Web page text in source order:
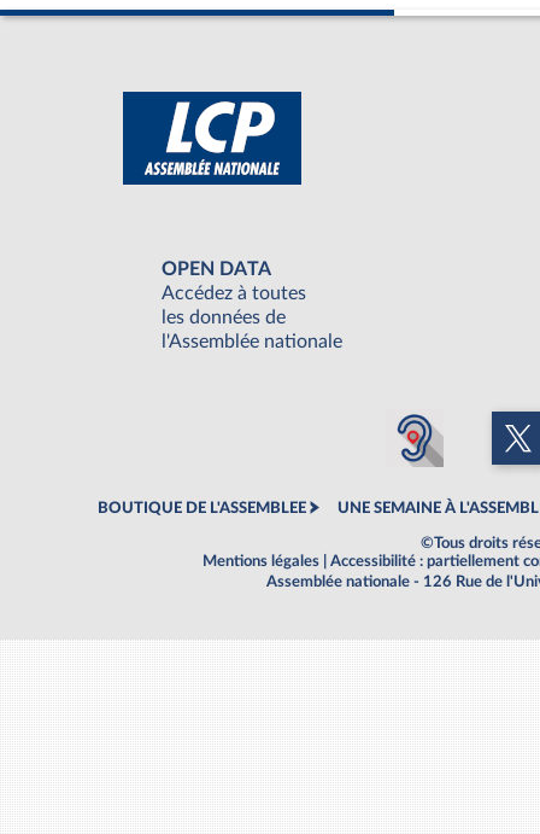
OPEN DATA
Accédez à toutes
les données de
l'Assemblée nationale
BOUTIQUE DE L'ASSEMBLEE UNE SEMAINE À
©Tous droits
Mentions légales
Accessibilité : partiellement
Assemblée nationale - 126 Rue de